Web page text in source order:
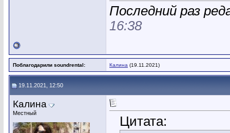
Последний раз
16:38
Поблагодарили soundrental: Калина (19.11.2021)
19.11.2021, 12:50
Калина
Местный
Цитата: